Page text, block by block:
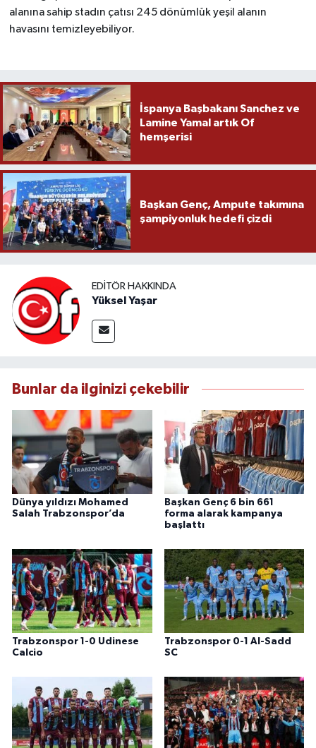
alanına sahip stadın çatısı 245 dönümlük yeşil alanın
havasını temizleyebiliyor.
İspanya Başbakanı Sanchez ve
Lamine Yamal artık Of
hemşerisi
Başkan Genç, Ampute takımına
şampiyonluk hedefi çizdi
EDITÖR HAKKINDA
Yüksel Yaşar
Bunlar da ilginizi çekebilir
Dünya yıldızı Mohamed
Salah Trabzonspor’da
Başkan Genç 6 bin 661
forma alarak kampanya
başlattı
Trabzonspor 1-0 Udinese
Calcio
Trabzonspor 0-1 Al-Sadd
SC